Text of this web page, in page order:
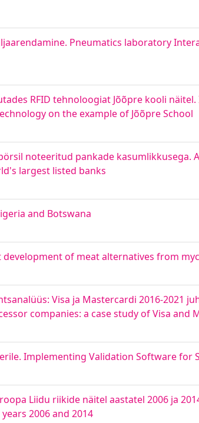
Pneumatics laboratory
RFID tehnoloogiat Jõõpre kooli
on the example of Jõõpre School
noteeritud pankade kasumlikkusega.
largest listed banks
and Botswana
of meat alternatives from
Visa ja Mastercardi 2016-2021
companies: a case study of Visa and
Implementing Validation Software for
Liidu riikide näitel aastatel 2006 ja
2006 and 2014